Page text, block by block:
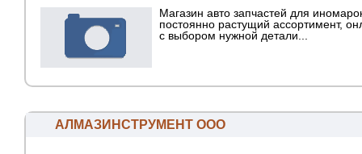
Магазин авто запчастей для
постоянно растущий ассортимент,
с выбором нужной детали...
АЛМАЗИНСТРУМЕНТ ООО